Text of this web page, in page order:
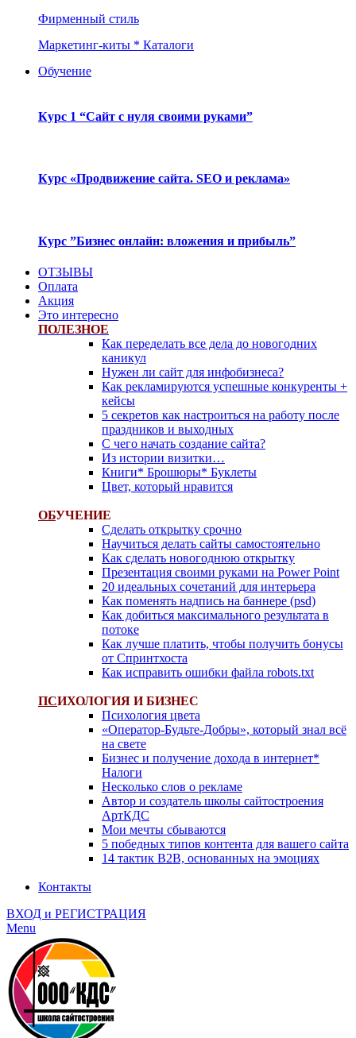
Фирменный стиль
Маркетинг-киты * Каталоги
Обучение
Курс 1 “Сайт с нуля своими руками”
Курс «Продвижение сайта. SEO и реклама»
Курс ”Бизнес онлайн: вложения и прибыль”
ОТЗЫВЫ
Оплата
Акция
Это интересно
ПОЛЕЗНОЕ
Как переделать все дела до новогодних
каникул
Нужен ли сайт для инфобизнеса?
Как рекламируются успешные конкуренты +
кейсы
5 секретов как настроиться на работу после
праздников и выходных
С чего начать создание сайта?
Из истории визитки…
Книги* Брошюры* Буклеты
Цвет, который нравится
ОБУЧЕНИЕ
Сделать открытку срочно
Научиться делать сайты самостоятельно
Как сделать новогоднюю открытку
Презентация своими руками на Power Point
20 идеальных сочетаний для интерьера
Как поменять надпись на баннере (psd)
Как добиться максимального результата в
потоке
Как лучше платить, чтобы получить бонусы
от Спринтхоста
Как исправить ошибки файла robots.txt
ПСИХОЛОГИЯ И БИЗНЕС
Психология цвета
«Оператор-Будьте-Добры», который знал всё
на свете
Бизнес и получение дохода в интернет*
Налоги
Несколько слов о рекламе
Автор и создатель школы сайтостроения
АртКДС
Мои мечты сбываются
5 победных типов контента для вашего сайта
14 тактик B2B, основанных на эмоциях
Контакты
ВХОД и РЕГИСТРАЦИЯ
Menu